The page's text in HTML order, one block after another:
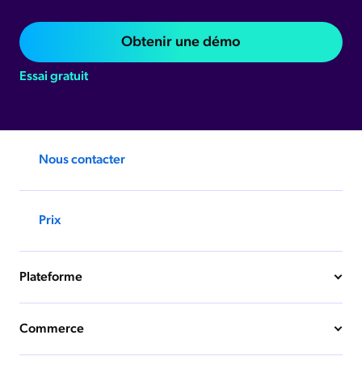
Obtenir une démo
Essai gratuit
Nous contacter
Prix
Plateforme
Commerce